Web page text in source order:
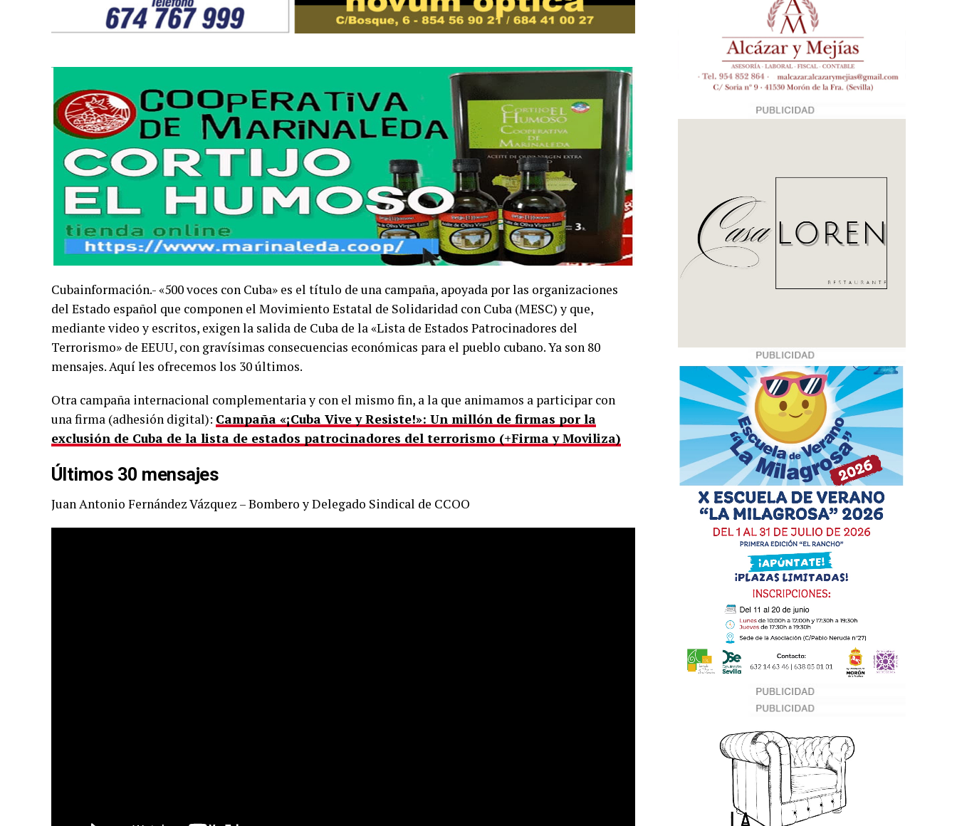
Cubainformación.- «500 voces con Cuba» es el título de una campaña, apoyada por las organizaciones
del Estado español que componen el Movimiento Estatal de Solidaridad con Cuba (MESC) y que,
mediante video y escritos, exigen la salida de Cuba de la «Lista de Estados Patrocinadores del
Terrorismo» de EEUU, con gravísimas consecuencias económicas para el pueblo cubano. Ya son 80
mensajes. Aquí les ofrecemos los 30 últimos.
Otra campaña internacional complementaria y con el mismo fin, a la que animamos a participar con
una firma (adhesión digital): Campaña «¡Cuba Vive y Resiste!»: Un millón de firmas por la
exclusión de Cuba de la lista de estados patrocinadores del terrorismo (+Firma y Moviliza)
Últimos 30 mensajes
Juan Antonio Fernández Vázquez – Bombero y Delegado Sindical de CCOO